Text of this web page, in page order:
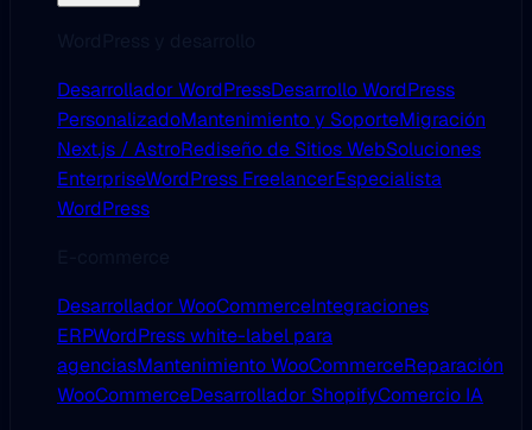
Desarrollador WordPressDesarrollo WordPress
PersonalizadoMantenimiento y SoporteMigración
Next.js / AstroRediseño de Sitios WebSoluciones
EnterpriseWordPress FreelancerEspecialista
WordPress
Desarrollador WooCommerceIntegraciones
ERPWordPress white-label para
agenciasMantenimiento WooCommerceReparación
WooCommerceDesarrollador ShopifyComercio IA